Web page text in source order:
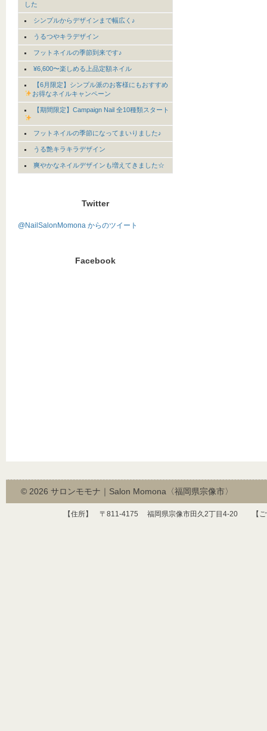
した
シンプルからデザインまで幅広く♪
うるつやキラデザイン
フットネイルの季節到来です♪
¥6,600〜楽しめる上品定額ネイル
【6月限定】シンプル派のお客様にもおすすめ
お得なネイルキャンペーン
【期間限定】Campaign Nail 全10種類スタート
フットネイルの季節になってまいりました♪
うる艶キラキラデザイン
爽やかなネイルデザインも増えてきました☆
Twitter
@NailSalonMomona からのツイート
Facebook
© 2026 サロンモモナ｜Salon Momona〈福岡県宗像市〉
【住所】 〒 811-4175 福岡県宗像市田久2丁目 4-20 【ご